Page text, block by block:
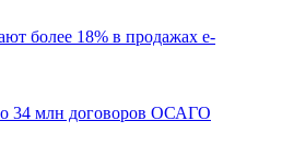
более 18% в продажах е-
34 млн договоров ОСАГО